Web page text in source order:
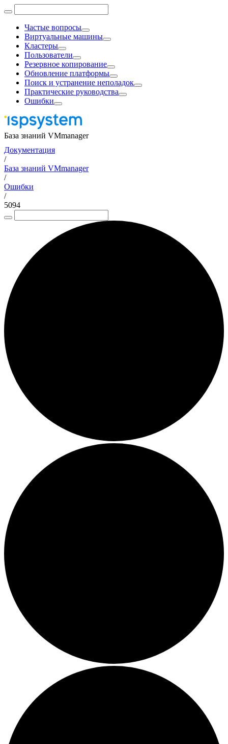
Частые вопросы
Виртуальные машины
Кластеры
Пользователи
Резервное копирование
Обновление платформы
Поиск и устранение неполадок
Практические руководства
Ошибки
База знаний VMmanager
Документация
/
База знаний VMmanager
/
Ошибки
/
5094